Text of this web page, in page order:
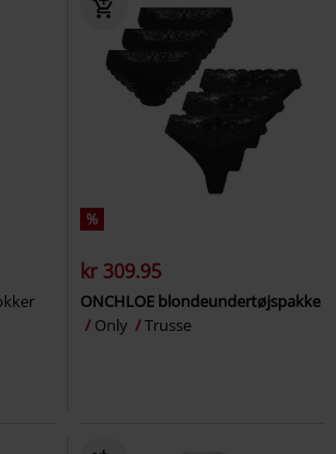
%
kr 309.95
ONCHLOE blondeundertøjspakke
Only
Trusse